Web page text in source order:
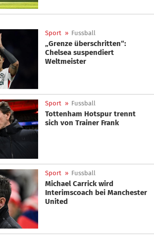
Sport » Fussball
„Grenze überschritten“:
Chelsea suspendiert
Weltmeister
Sport » Fussball
Tottenham Hotspur trennt
sich von Trainer Frank
Sport » Fussball
Michael Carrick wird
Interimscoach bei Manchester
United